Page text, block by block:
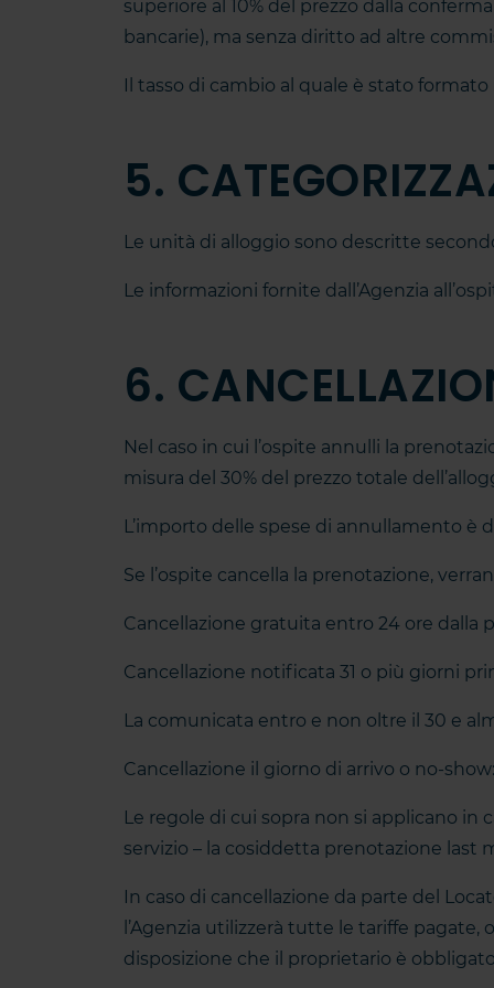
superiore al 10% del prezzo dalla
bancarie), ma senza diritto ad altre
Il tasso di cambio al quale è stato
5.
Le unità di alloggio sono descritte
Le informazioni fornite dall’Agenzia
6.
Nel caso in cui l’ospite annulli la
misura del 30% del prezzo totale
L’importo delle spese di annullamento è
Se l’ospite cancella la prenotazione,
Cancellazione gratuita entro 24 ore dalla
Cancellazione notificata 31 o più giorni
La comunicata entro e non oltre il 30 e
Cancellazione il giorno di arrivo o no-
Le regole di cui sopra non si applicano in
servizio – la cosiddetta prenotazione last
In caso di cancellazione da parte del
l’Agenzia utilizzerà tutte le tariffe pagate,
disposizione che il proprietario è